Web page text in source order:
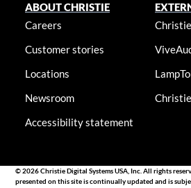
ABOUT CHRISTIE
Careers
Customer stories
Locations
Newsroom
Accessibility statement
© 2026 Christie Digital Systems USA, Inc. All rights
presented on this site is continually updated and is